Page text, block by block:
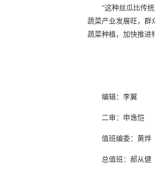
“这种丝瓜比传
蔬菜产业发展旺，群
蔬菜种植，加快推进
编辑：李翼
二审：申逸恺
值班编委：黄烨
总值班：郝从健